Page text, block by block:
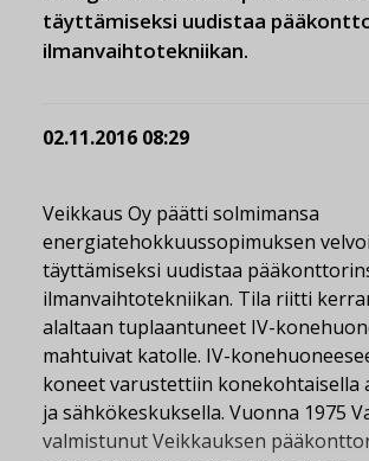
täyttämiseksi uudistaa
ilmanvaihtotekniikan.
02.11.2016 08:29
Veikkaus Oy päätti solmimansa
energiatehokkuussopimuksen
täyttämiseksi uudistaa
ilmanvaihtotekniikan. Tila riitti
alaltaan tuplaantuneet IV-
mahtuivat katolle. IV-
koneet varustettiin konekohtaisella
ja sähkökeskuksella. Vuonna 1975
valmistunut Veikkauksen